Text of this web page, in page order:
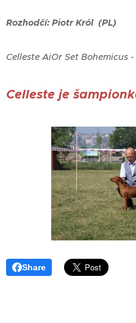
Rozhodčí: Piotr Król (PL)
Celleste AiOr Set Bohemicus -
Celleste je
Share